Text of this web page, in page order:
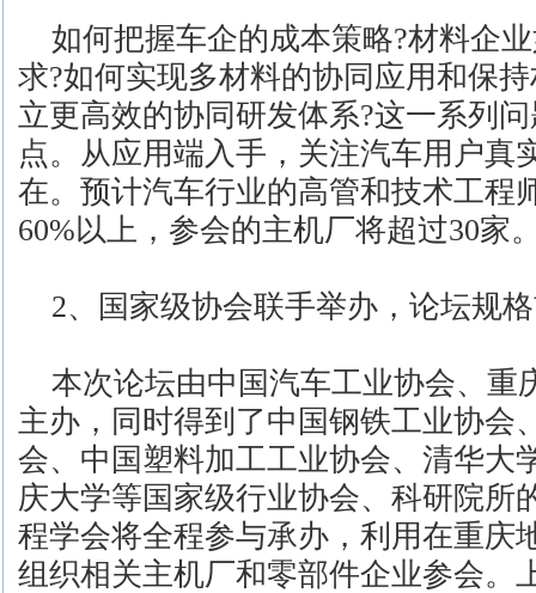
如何把握车企的成本策略?材料企
求?如何实现多材料的协同应用和保
立更高效的协同研发体系?这一系列
点。从应用端入手，关注汽车用户真
在。预计汽车行业的高管和技术工程
60%以上，参会的主机厂将超过30家
2、国家级协会联手举办，论坛规
本次论坛由中国汽车工业协会、重
主办，同时得到了中国钢铁工业协会
会、中国塑料加工工业协会、清华大
庆大学等国家级行业协会、科研院所
程学会将全程参与承办，利用在重庆
组织相关主机厂和零部件企业参会。